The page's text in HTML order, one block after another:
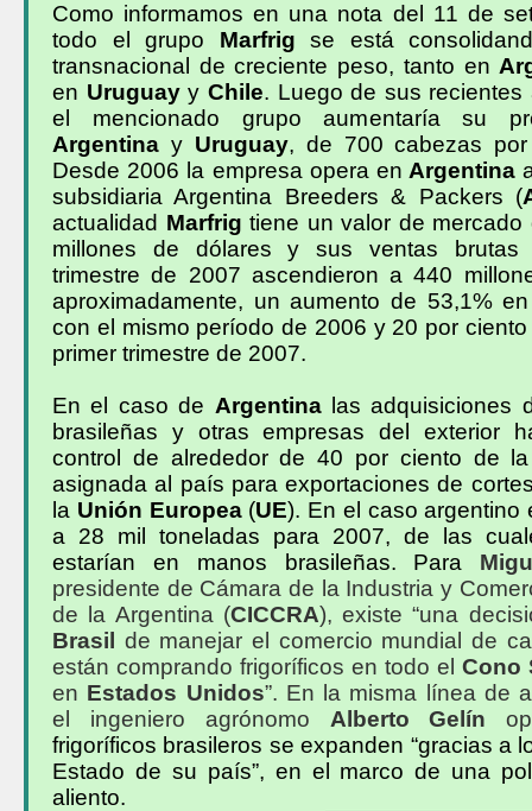
Como informamos en una nota del 11 de
todo el grupo Marfrig se está
transnacional de creciente peso, tanto en
en Uruguayy Chile. Luego de sus recientes
el mencionado grupo aumentaría su
Argentina y Uruguay, de 700 cabezas
Desde 2006 la empresa opera en Argentina
subsidiaria Argentina Breeders & Packers (
actualidad Marfrig tiene un valor de mercado
millones de dólares y sus ventas brutas
trimestre de 2007 ascendieron a 440
aproximadamente, un aumento de 53,1%
con el mismo período de 2006 y 20 por
primer trimestre de 2007.
En el caso de Argentinalas adquisiciones
brasileñas y otras empresas del exterior
control de alrededor de 40 por ciento de
asignada al país para exportaciones de
la Unión Europea(UE). En el caso argentino
a 28 mil toneladas para 2007, de las
estarían en manos brasileñas. Para
presidente de Cámara de la Industria y
de la Argentina (CICCRA), existe “una
Brasil
de manejar el comercio mundial de
están comprando frigoríficos en todo el Cono
en Estados Unidos”. En la misma línea de
el ingeniero agrónomo Alberto Gelín
frigoríficos brasileros se expanden “gracias a
Estado de su país”, en el marco de una
aliento.